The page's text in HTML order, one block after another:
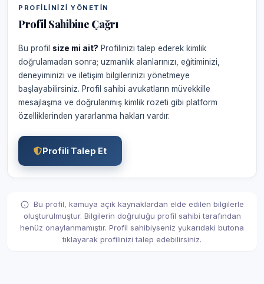
PROFILINIZI YÖNETIN
Profil Sahibine Çağrı
Bu profil size mi ait? Profilinizi talep ederek kimlik
doğrulamadan sonra; uzmanlık alanlarınızı, eğitiminizi,
deneyiminizi ve iletişim bilgilerinizi yönetmeye
başlayabilirsiniz. Profil sahibi avukatların müvekkille
mesajlaşma ve doğrulanmış kimlik rozeti gibi platform
özelliklerinden yararlanma hakları vardır.
Profili Talep Et
Bu profil, kamuya açık kaynaklardan elde edilen bilgilerle
oluşturulmuştur. Bilgilerin doğruluğu profil sahibi tarafından
henüz onaylanmamıştır. Profil sahibiyseniz yukarıdaki butona
tıklayarak profilinizi talep edebilirsiniz.